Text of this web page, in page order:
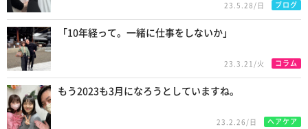
23.5.28/日 ブログ
「10年経って。一緒に仕事をしないか」
23.3.21/火 コラム
もう2023も3月になろうとしていますね。
23.2.26/日 ヘアケア